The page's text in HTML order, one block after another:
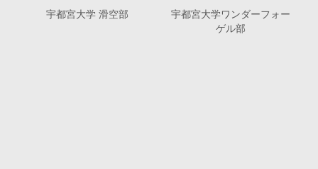
宇都宮大学 滑空部
宇都宮大学ワンダーフォー
ゲル部